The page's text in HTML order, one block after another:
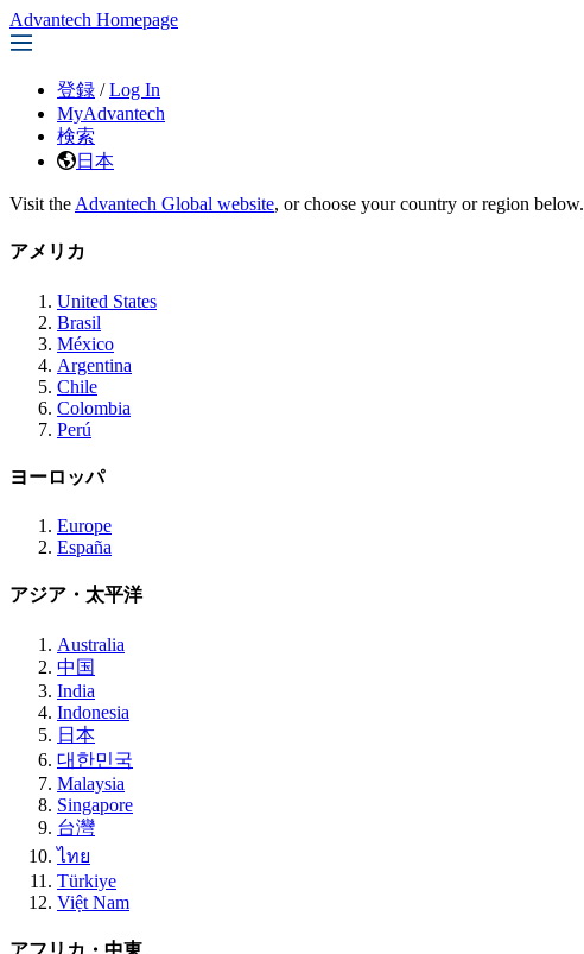
Advantech Homepage
登録 / Log In
MyAdvantech
検索
日本
Visit the Advantech Global website, or choose your country or region below.
アメリカ
United States
Brasil
México
Argentina
Chile
Colombia
Perú
ヨーロッパ
Europe
España
アジア・太平洋
Australia
中国
India
Indonesia
日本
대한민국
Malaysia
Singapore
台灣
ไทย
Türkiye
Việt Nam
アフリカ・中東